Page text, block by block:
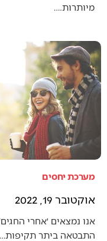
מיותרות.…
מערכת יחסים
אוקטובר 19, 2022
אנו נמצאים ׳אחרי
התבטאה ביתר תקיפות…